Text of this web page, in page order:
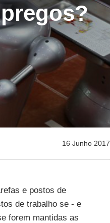
16 Junho 2017
e postos de
de trabalho se - e
forem mantidas as